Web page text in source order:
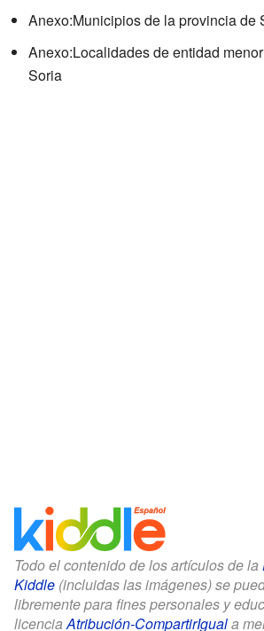
Anexo:Municipios de la provincia de
Anexo:Localidades de entidad
Soria
Todo el contenido de los artículos de la
Kiddle (incluidas las imágenes) se
libremente para fines personales y
licenciaAtribución-CompartirIguala